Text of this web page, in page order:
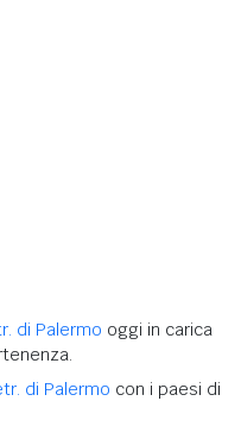
di Palermo oggi in carica
di Palermo con i paesi di